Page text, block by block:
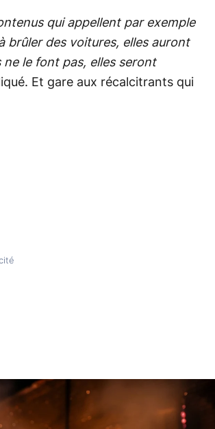
qui appellent par exemple
brûler des voitures, elles auront
le font pas, elles seront
Et gare aux récalcitrants qui